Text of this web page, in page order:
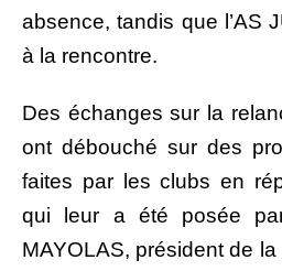
absence, tandis que l’AS
à la rencontre.
Des échanges sur la
ont débouché sur des
faites par les clubs en
qui leur a été posée
MAYOLAS, président de